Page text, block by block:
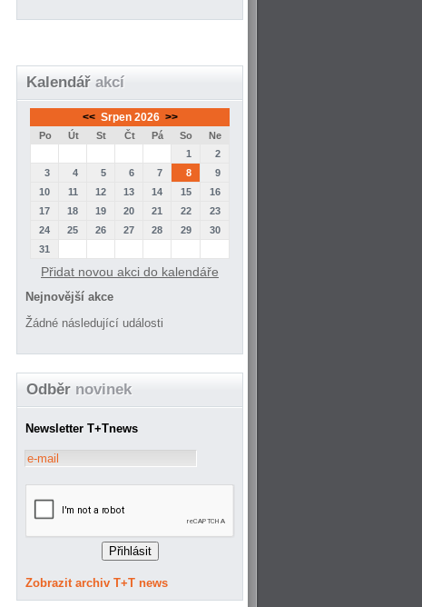
Kalendář akcí
<< Srpen 2026 >>
Po Út St Čt Pá So
Ne
1
2
3
4 5 6 7 8
9
10
11 12 13 14 15
16
17
18 19 20 21 22
23
24
25 26 27 28 29
30
31
Přidat novou akci do kalendáře
Nejnovější akce
Žádné následující události
Odběr novinek
Newsletter T+Tnews
Zobrazit archiv T+T news